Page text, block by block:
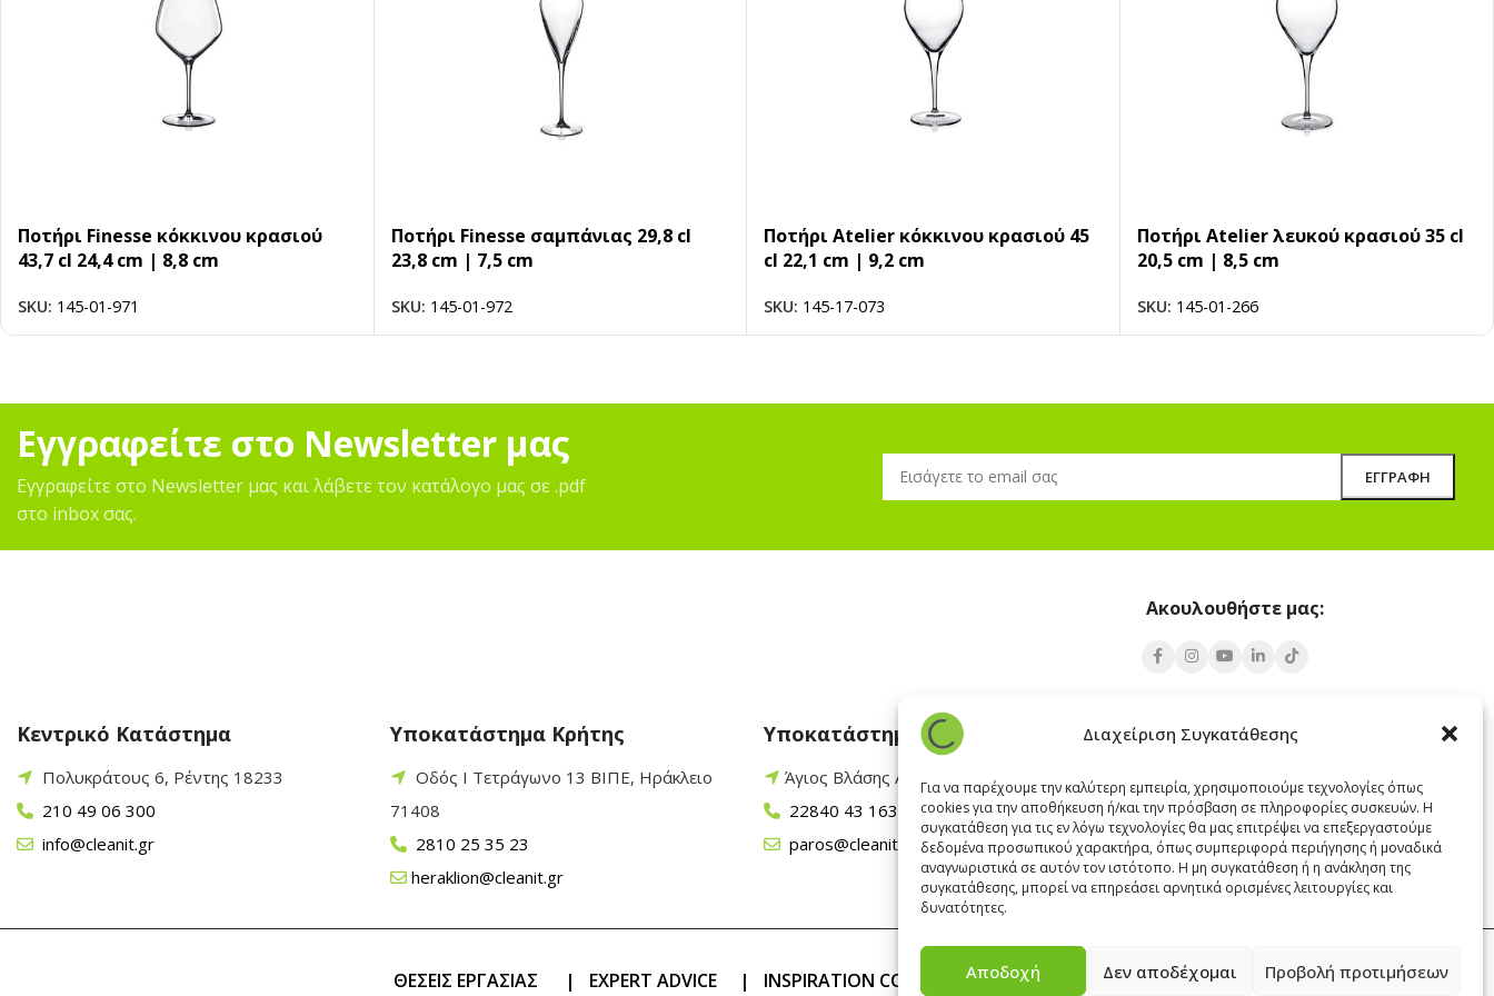
Διαχείριση Συγκατάθεσης
Για να παρέχουμε την καλύτερη εμπειρία, χρησιμοποιούμε τεχνολογίες όπως
cookies για την αποθήκευση ή/και την πρόσβαση σε πληροφορίες συσκευών. Η
συγκατάθεση για τις εν λόγω τεχνολογίες θα μας επιτρέψει να επεξεργαστούμε
δεδομένα προσωπικού χαρακτήρα, όπως συμπεριφορά περιήγησης ή μοναδικά
αναγνωριστικά σε αυτόν τον ιστότοπο. Η μη συγκατάθεση ή η ανάκληση της
συγκατάθεσης, μπορεί να επηρεάσει αρνητικά ορισμένες λειτουργίες και
δυνατότητες.
Αποδοχή Δεν αποδέχομαι Προβολή προτιμήσεων
Ποτήρι Finesse κόκκινου κρασιού
43,7 cl 24,4 cm | 8,8 cm
SKU: 145-01-971
Ποτήρι Finesse σαμπάνιας 29,8 cl
23,8 cm | 7,5 cm
SKU: 145-01-972
Ποτήρι Atelier κόκκινου κρασιού 45
cl 22,1 cm | 9,2 cm
SKU: 145-17-073
Ποτήρι Atelier λευκού κρασιού 35 cl
20,5 cm | 8,5 cm
SKU: 145-01-266
Εγγραφείτε στο Newsletter μας
Εγγραφείτε στο Newsletter μας και λάβετε τον κατάλογο μας σε .pdf
στο inbox σας.
Ακουλουθήστε μας:
Κεντρικό Κατάστημα
Πολυκράτους 6, Ρέντης 18233
210 49 06 300
info@cleanit.gr
Υποκατάστημα Κρήτης
Οδός Ι Τετράγωνο 13 ΒΙΠΕ, Ηράκλειο
71408
2810 25 35 23
heraklion@cleanit.gr
Υποκατάστημα Πάρου
Άγιος Βλάσης Αρχίλοχος, Πάρος 84400
22840 43 163
paros@cleanit.gr
Υποκατάστημα Σαντορίνης
Έξω Γωνία, Σαντορίνη
847 00
22860 22322
santorini@cleanit.gr
ΘΕΣΕΙΣ ΕΡΓΑΣΙΑΣ | EXPERT ADVICE| INSPIRATION CORNER |ΕΠΙΚΟΙΝΩΝΙΑ